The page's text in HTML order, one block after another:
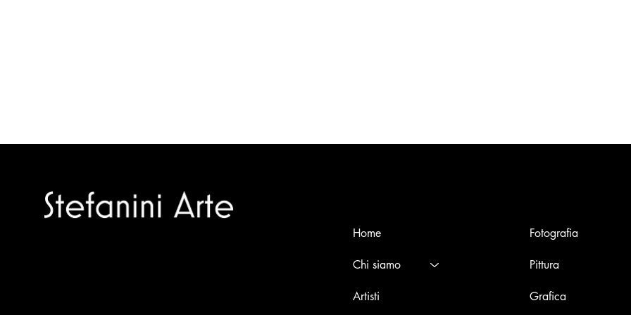
Home
Chi siamo
Artisti
Fotografia
Pittura
Grafica